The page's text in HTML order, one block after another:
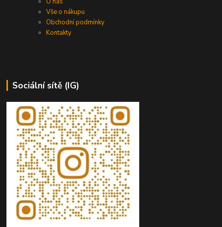
Vše o nákupu
Obchodní podmínky
Kontakty
Sociální sítě (IG)